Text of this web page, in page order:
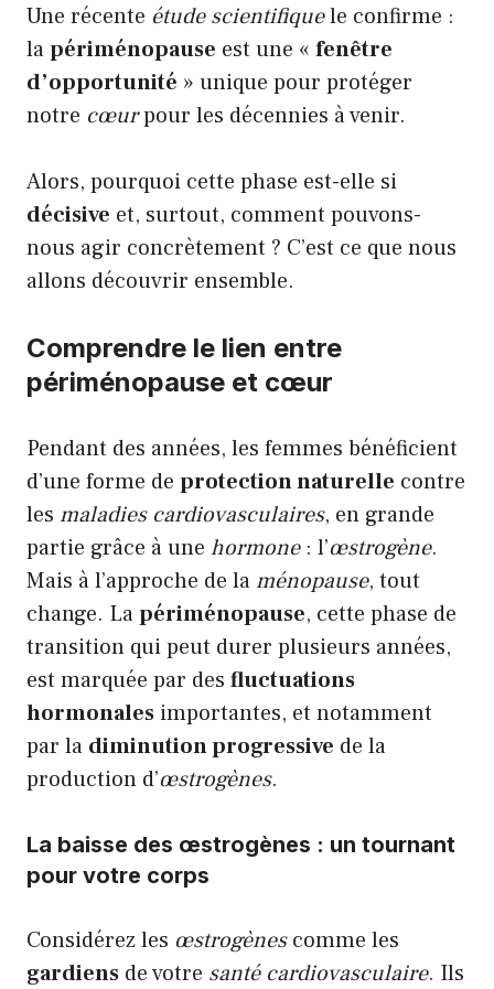
Une récente étude scientifiquele confirme :
lapériménopause est une « fenêtre
d’opportunité » unique pour protéger
notre cœurpour les décennies à venir.
Alors, pourquoi cette phase est-elle si
décisive et, surtout, comment pouvons-
nous agir concrètement ? C’est ce que nous
allons découvrir ensemble.
Comprendre le lien entre
périménopause et cœur
Pendant des années, les femmes bénéficient
d’une forme de protection naturelle contre
les maladies cardiovasculaires, en grande
partie grâce à une hormone: l’œstrogène.
Mais à l’approche de laménopause, tout
change. Lapériménopause, cette phase de
transition qui peut durer plusieurs années,
est marquée par des fluctuations
hormonales importantes, et notamment
par la diminution progressive de la
production d’œstrogènes.
La baisse des œstrogènes : un tournant
pour votre corps
Considérez les œstrogènescomme les
gardiens de votre santé cardiovasculaire. Ils